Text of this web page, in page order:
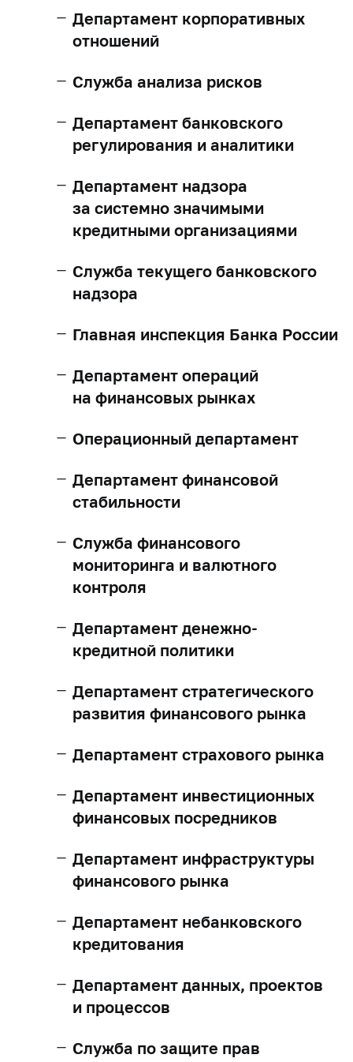
Департамент корпоративных
отношений
Служба анализа рисков
Департамент банковского
регулирования и аналитики
Департамент надзора
за системно значимыми
кредитными организациями
Служба текущего банковского
надзора
Главная инспекция Банка России
Департамент операций
на финансовых рынках
Операционный департамент
Департамент финансовой
стабильности
Служба финансового
мониторинга и валютного
контроля
Департамент денежно-
кредитной политики
Департамент стратегического
развития финансового рынка
Департамент страхового рынка
Департамент инвестиционных
финансовых посредников
Департамент инфраструктуры
финансового рынка
Департамент небанковского
кредитования
Департамент данных, проектов
и процессов
Служба по защите прав